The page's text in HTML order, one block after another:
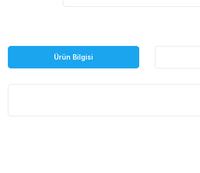
Ürün Bilgisi